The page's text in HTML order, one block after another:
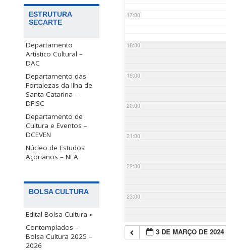
ESTRUTURA
SECARTE
Departamento
Artístico Cultural –
DAC
Departamento das
Fortalezas da Ilha de
Santa Catarina –
DFISC
Departamento de
Cultura e Eventos –
DCEVEN
Núcleo de Estudos
Açorianos – NEA
BOLSA CULTURA
Edital Bolsa Cultura »
Contemplados –
Bolsa Cultura 2025 –
2026
17:00
18:00
19:00
20:00
21:00
22:00
23:00
3 DE MARÇO DE 2024